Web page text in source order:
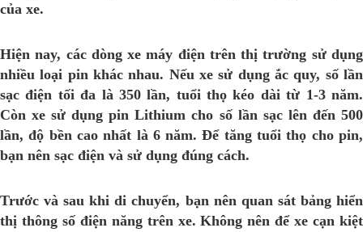
của xe.
Hiện nay, các dòng xe máy điện trên thị trường sử dụng
nhiều loại pin khác nhau. Nếu xe sử dụng ắc quy, số lần
sạc điện tối đa là 350 lần, tuổi thọ kéo dài từ 1-3 năm.
Còn xe sử dụng pin Lithium cho số lần sạc lên đến 500
lần, độ bền cao nhất là 6 năm. Để tăng tuổi thọ cho pin,
bạn nên sạc điện và sử dụng đúng cách.
Trước và sau khi di chuyển, bạn nên quan sát bảng hiển
thị thông số điện năng trên xe. Không nên để xe cạn kiệt